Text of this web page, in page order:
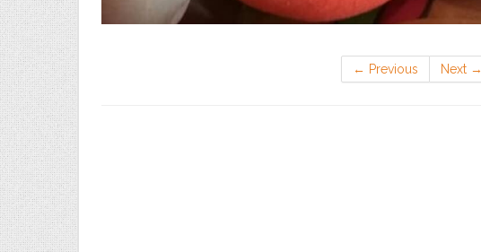
← Previous Next →